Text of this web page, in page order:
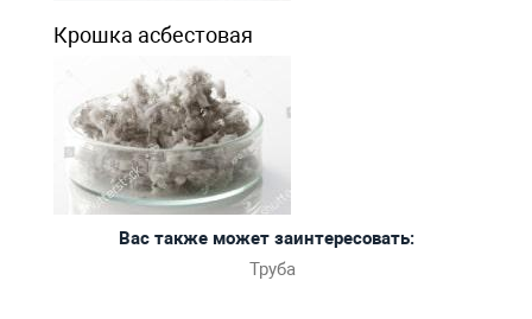
Крошка асбестовая
Вас также может заинтересовать:
Труба